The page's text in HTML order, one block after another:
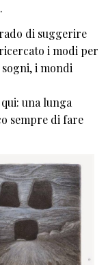
di suggerire
i modi per
i mondi
una lunga
sempre di fare